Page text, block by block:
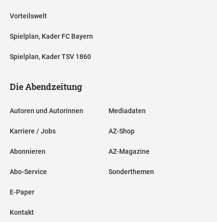
Vorteilswelt
Spielplan, Kader FC Bayern
Spielplan, Kader TSV 1860
Die Abendzeitung
Autoren und Autorinnen
Karriere / Jobs
Abonnieren
Abo-Service
E-Paper
Kontakt
Mediadaten
AZ-Shop
AZ-Magazine
Sonderthemen